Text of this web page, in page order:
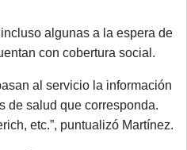
algunas a la espera de
con cobertura social.
al servicio la información
de salud que corresponda.
etc.”, puntualizó Martínez.